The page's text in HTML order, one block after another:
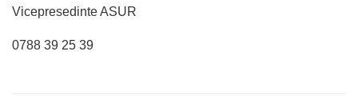
Vicepresedinte ASUR
0788 39 25 39